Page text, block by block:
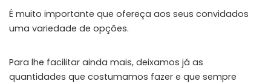
É muito importante que ofereça aos seus convidados
uma variedade de opções.
Para lhe facilitar ainda mais, deixamos já as
quantidades que costumamos fazer e que sempre